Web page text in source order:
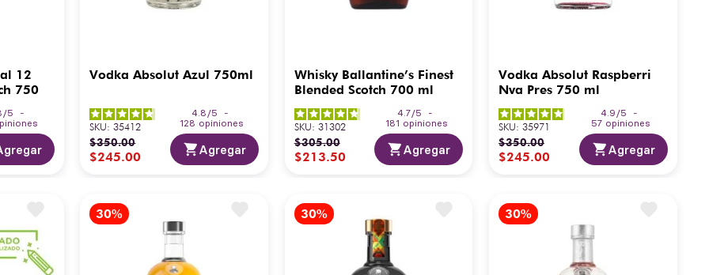
12
750
/5
-
Vodka Absolut Azul 750ml
4.8 /5
-
128 opiniones
SKU:35412
$350.00
$245.00 Agregar
Whisky Ballantine’s Finest
Blended Scotch 700 ml
4.7/5
-
181 opiniones
SKU: 31302
$305.00
$213.50 Agregar
Vodka Absolut Raspberri
Nva Pres 750 ml
4.9 /5
-
57 opiniones
SKU:35971
$350.00
$245.00 Agregar